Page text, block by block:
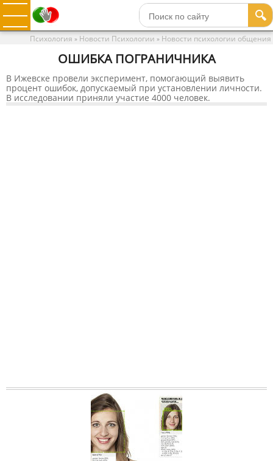
🔍
Психология » Новости Психологии » Новости психологии общения
ОШИБКА ПОГРАНИЧНИКА
В Ижевске провели эксперимент, помогающий выявить
процент ошибок, допускаемый при установлении личности.
В исследовании приняли участие 4000 человек.